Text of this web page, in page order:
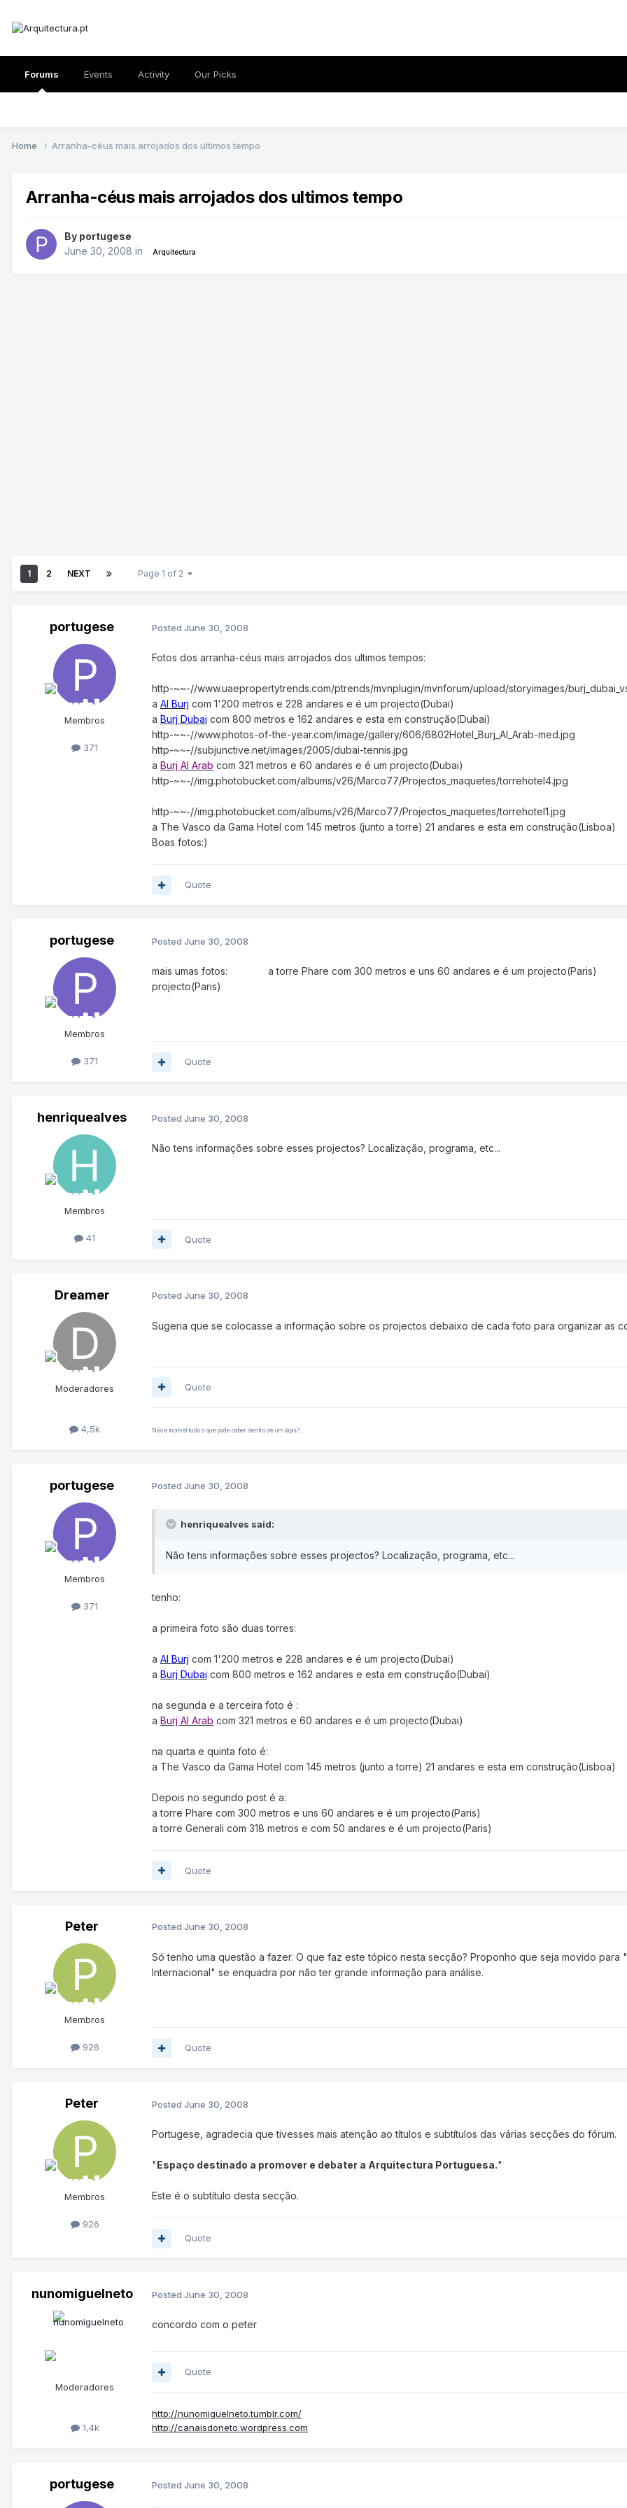
Forums Events Activity Our Picks
Home Arranha-céus mais arrojados dos ultimos tempo
Arranha-céus mais arrojados dos ultimos tempo
By portugese
June 30, 2008 in Arquitectura
1 2 NEXT Page 1 of 2
portugese
Membros
371
Posted June 30, 2008
Fotos dos arranha-céus mais arrojados dos ultimos tempos:
http-~~-//www.uaepropertytrends.com/ptrends/mvnplugin/mvnforum/upload/storyimages/
a Al Burj com 1'200 metros e 228 andares e é um projecto(Dubai)
a Burj Dubai com 800 metros e 162 andares e esta em construção(Dubai)
http-~~-//www.photos-of-the-year.com/image/gallery/606/6802Hotel_Burj_Al_Arab-med.jpg
http-~~-//subjunctive.net/images/2005/dubai-tennis.jpg
a Burj Al Arab com 321 metros e 60 andares e é um projecto(Dubai)
http-~~-//img.photobucket.com/albums/v26/Marco77/Projectos_maquetes/torrehotel4.jpg
http-~~-//img.photobucket.com/albums/v26/Marco77/Projectos_maquetes/torrehotel1.jpg
a The Vasco da Gama Hotel com 145 metros (junto a torre) 21 andares e esta em construção(Lisboa)
Boas fotos:)
Quote
portugese
Membros
371
Posted June 30, 2008
mais umas fotos: a torre Phare com 300 metros e uns 60 andares e é um projecto(Paris)
projecto(Paris)
Quote
henriquealves
Membros
41
Posted June 30, 2008
Não tens informações sobre esses projectos? Localização, programa, etc...
Quote
Dreamer
Moderadores
4,5k
Posted June 30, 2008
Sugeria que se colocasse a informação sobre os projectos debaixo de cada foto para organizar as
Quote
Não é incrível tudo o que pode caber dentro de um lápis?...
portugese
Membros
371
Posted June 30, 2008
henriquealves said:
Não tens informações sobre esses projectos? Localização, programa, etc...
tenho:
a primeira foto são duas torres:
a Al Burj com 1'200 metros e 228 andares e é um projecto(Dubai)
a Burj Dubai com 800 metros e 162 andares e esta em construção(Dubai)
na segunda e a terceira foto é :
a Burj Al Arab com 321 metros e 60 andares e é um projecto(Dubai)
na quarta e quinta foto é:
a The Vasco da Gama Hotel com 145 metros (junto a torre) 21 andares e esta em construção(Lisboa)
Depois no segundo post é a:
a torre Phare com 300 metros e uns 60 andares e é um projecto(Paris)
a torre Generali com 318 metros e com 50 andares e é um projecto(Paris)
Quote
Peter
Membros
926
Posted June 30, 2008
Só tenho uma questão a fazer. O que faz este tópico nesta secção? Proponho que seja movido
Internacional" se enquadra por não ter grande informação para análise.
Quote
Peter
Membros
926
Posted June 30, 2008
Portugese, agradecia que tivesses mais atenção ao títulos e subtítulos das várias secções do fórum.
"Espaço destinado a promover e debater a Arquitectura Portuguesa."
Este é o subtítulo desta secção.
Quote
nunomiguelneto
Moderadores
1,4k
Posted June 30, 2008
concordo com o peter
Quote
http://nunomiguelneto.tumblr.com/
http://canaisdoneto.wordpress.com
portugese Posted June 30, 2008